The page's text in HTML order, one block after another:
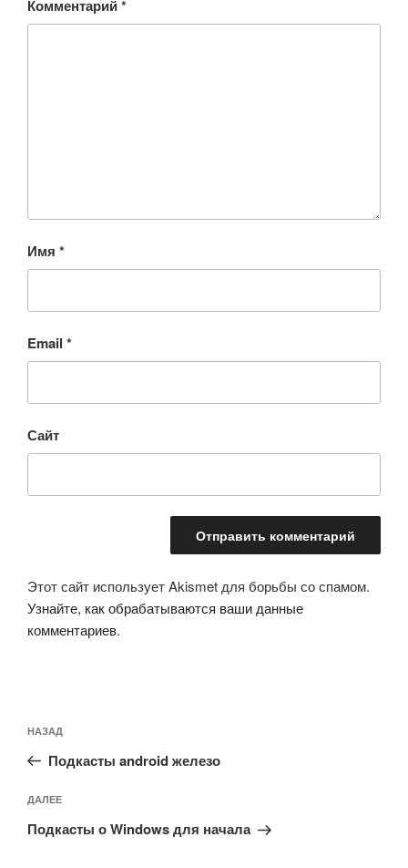
Комментарий*
Имя *
Email *
Сайт
Этот сайт использует Akismet для борьбы со спамом.
Узнайте, как обрабатываются ваши данные
комментариев.
по
записям
Предыдущая
запись:
НАЗАД
Подкасты android железо
Следующая
запись
ДАЛЕЕ
Подкасты о Windows для начала